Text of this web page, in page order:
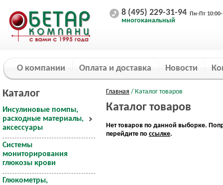
8 (495) 229-31-94
многоканальный
Пн-Пт
О компании Оплата и доставка Новости
Каталог
Инсулиновые помпы,
расходные материалы,
аксессуары
Системы
мониторирования
глюкозы крови
Глюкометры,
Главная / Каталог товаров
Каталог товаров
Нет товаров по данной выборке.
перейдите по ссылке.